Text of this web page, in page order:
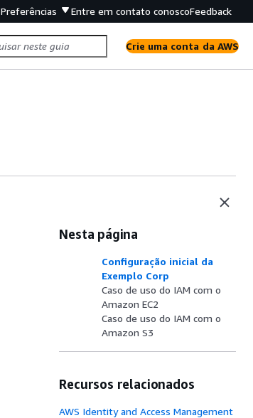
Preferências Entre em contato conoscoFeedback
Crie uma conta da AWS
Nesta página
Configuração inicial da
Exemplo Corp
Caso de uso do IAM com o
Amazon EC2
Caso de uso do IAM com o
Amazon S3
Recursos relacionados
AWS Identity and Access Management